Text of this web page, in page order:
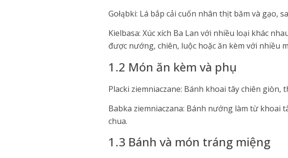
Gołąbki: Lá bắp cải cuốn nhân thịt băm và gạo,
Kielbasa: Xúc xích Ba Lan với nhiều loại khác
được nướng, chiên, luộc hoặc ăn kèm với nhiều
1.2 Món ăn kèm và phụ
Placki ziemniaczane: Bánh khoai tây chiên
Babka ziemniaczana: Bánh nướng làm từ khoai
chua.
1.3 Bánh và món tráng miệng